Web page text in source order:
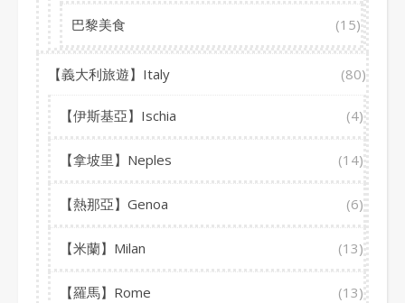
巴黎美食 (15)
【義大利旅遊】Italy (80)
【伊斯基亞】Ischia (4)
【拿坡里】Neples (14)
【熱那亞】Genoa (6)
【米蘭】Milan (13)
【羅馬】Rome (13)